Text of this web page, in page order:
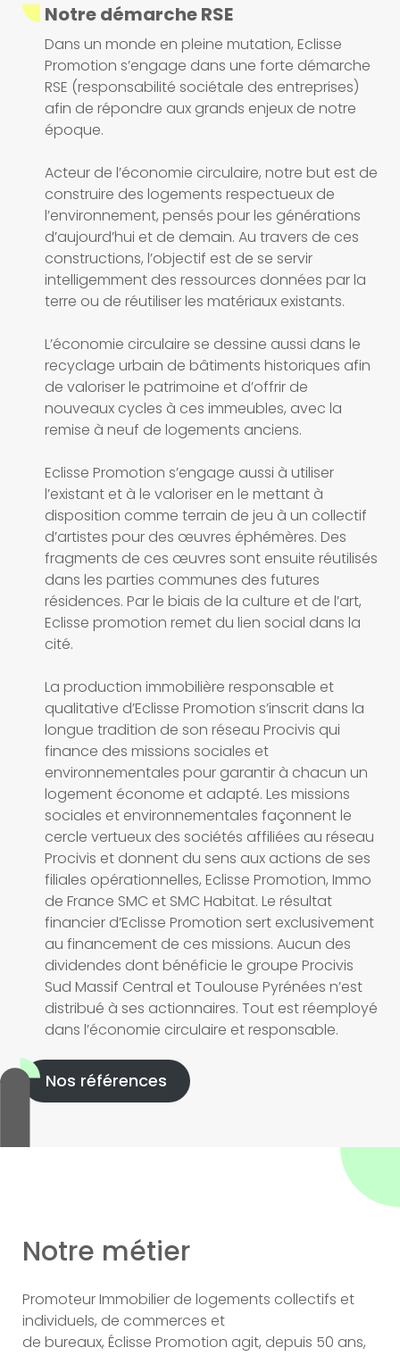
Notre démarche RSE
Dans un monde en pleine mutation, Eclisse
Promotion s’engage dans une forte démarche
RSE (responsabilité sociétale des entreprises)
afin de répondre aux grands enjeux de notre
époque.
Acteur de l’économie circulaire, notre but est de
construire des logements respectueux de
l’environnement, pensés pour les générations
d’aujourd’hui et de demain. Au travers de ces
constructions, l’objectif est de se servir
intelligemment des ressources données par la
terre ou de réutiliser les matériaux existants.
L’économie circulaire se dessine aussi dans le
recyclage urbain de bâtiments historiques afin
de valoriser le patrimoine et d’offrir de
nouveaux cycles à ces immeubles, avec la
remise à neuf de logements anciens.
Eclisse Promotion s’engage aussi à utiliser
l’existant et à le valoriser en le mettant à
disposition comme terrain de jeu à un collectif
d’artistes pour des œuvres éphémères. Des
fragments de ces œuvres sont ensuite réutilisés
dans les parties communes des futures
résidences. Par le biais de la culture et de l’art,
Eclisse promotion remet du lien social dans la
cité.
La production immobilière responsable et
qualitative d’Eclisse Promotion s’inscrit dans la
longue tradition de son réseau Procivis qui
finance des missions sociales et
environnementales pour garantir à chacun un
logement économe et adapté. Les missions
sociales et environnementales façonnent le
cercle vertueux des sociétés affiliées au réseau
Procivis et donnent du sens aux actions de ses
filiales opérationnelles, Eclisse Promotion, Immo
de France SMC et SMC Habitat. Le résultat
financier d’Eclisse Promotion sert exclusivement
au financement de ces missions. Aucun des
dividendes dont bénéficie le groupe Procivis
Sud Massif Central et Toulouse Pyrénées n’est
distribué à ses actionnaires. Tout est réemployé
dans l’économie circulaire et responsable.
Nos références
Notre métier
Promoteur Immobilier de logements collectifs et
individuels, de commerces et
de bureaux, Éclisse Promotion agit, depuis 50 ans,